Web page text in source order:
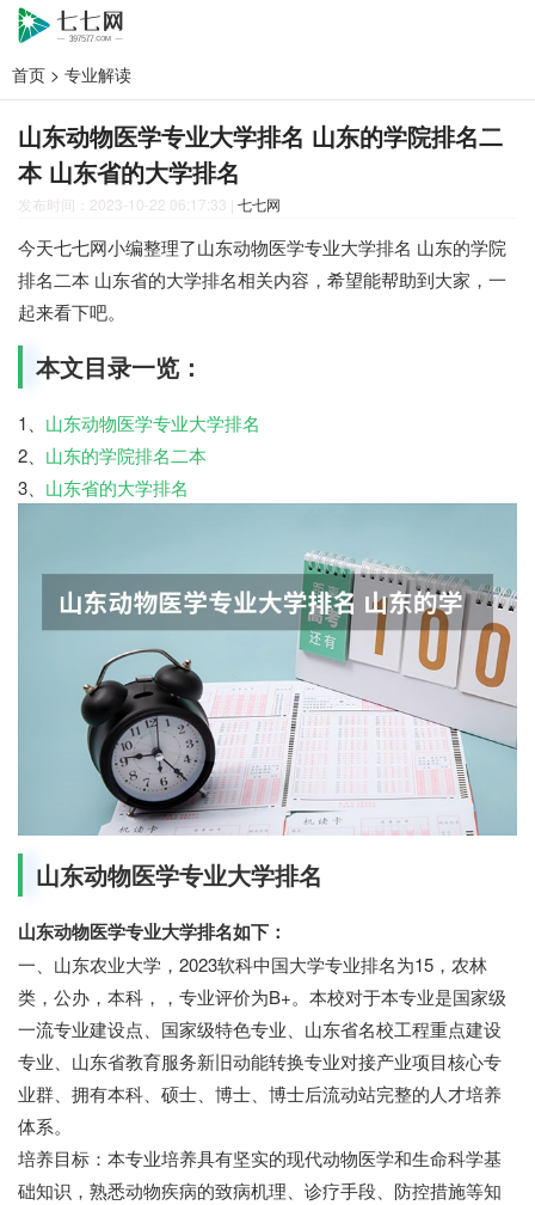
首页 > 专业解读
山东动物医学专业大学排名 山东的学院排名二
本 山东省的大学排名
发布时间：2023-10-22 06:17:33 | 七七网
今天七七网小编整理了山东动物医学专业大学排名 山东的学院
排名二本 山东省的大学排名相关内容，希望能帮助到大家，一
起来看下吧。
本文目录一览：
1、 山东动物医学专业大学排名
2、 山东的学院排名二本
3、 山东省的大学排名
山东动物医学专业大学排名
山东动物医学专业大学排名如下：
一、山东农业大学，2023软科中国大学专业排名为15，农林
类，公办，本科，，专业评价为B+。本校对于本专业是国家级
一流专业建设点、国家级特色专业、山东省名校工程重点建设
专业、山东省教育服务新旧动能转换专业对接产业项目核心专
业群、拥有本科、硕士、博士、博士后流动站完整的人才培养
体系。
培养目标：本专业培养具有坚实的现代动物医学和生命科学基
础知识，熟悉动物疾病的致病机理、诊疗手段、防控措施等知